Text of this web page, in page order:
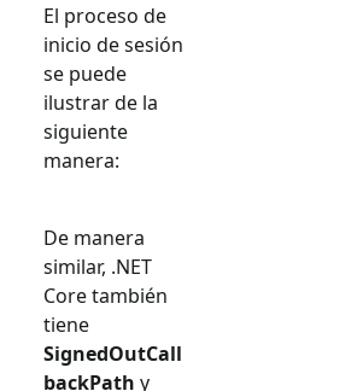
El proceso de
inicio de sesión
se puede
ilustrar de la
siguiente
manera:
De manera
similar, .NET
Core también
tiene
SignedOutCall
backPath y